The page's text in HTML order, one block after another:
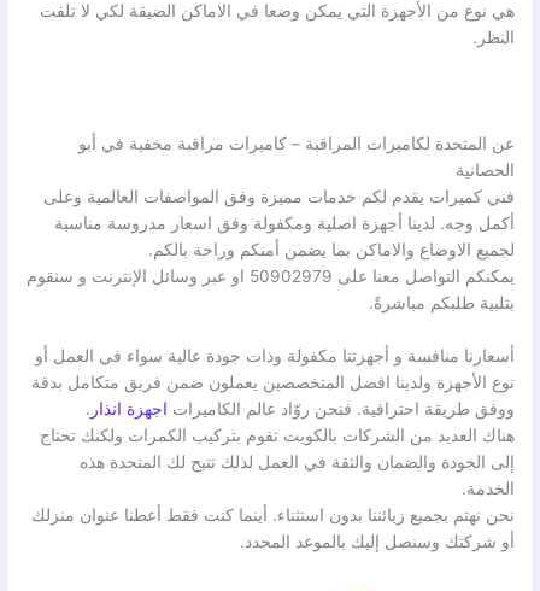
هي نوع من الأجهزة التي يمكن وضعا في الاماكن الضيقة لكي لا تلفت
النظر.
عن المتحدة لكاميرات المراقبة – كاميرات مراقبة مخفية في أبو
الحصانية
فني كميرات يقدم لكم خدمات مميزة وفق المواصفات العالمية وعلى
أكمل وجه. لدينا أجهزة اصلية ومكفولة وفق اسعار مدروسة مناسبة
لجميع الاوضاع والاماكن بما يضمن أمنكم وراحة بالكم.
يمكنكم التواصل معنا على 50902979 او عبر وسائل الإنترنت و سنقوم
بتلبية طلبكم مباشرةً.
أسعارنا منافسة و أجهزتنا مكفولة وذات جودة عالية سواء في العمل أو
نوع الأجهزة ولدينا افضل المتخصصين يعملون ضمن فريق متكامل بدقة
ووفق طريقة احترافية. فنحن روّاد عالم الكاميرات اجهزة انذار .
هناك العديد من الشركات بالكويت تقوم بتركيب الكمرات ولكنك تحتاج
إلى الجودة والضمان والثقة في العمل لذلك تتيح لك المتحدة هذه
الخدمة.
نحن نهتم بجميع زبائننا بدون استثناء. أينما كنت فقط أعطنا عنوان منزلك
أو شركتك وسنصل إليك بالموعد المحدد.